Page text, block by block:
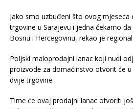
Jako smo uzbuđeni što ovog mjeseca
trgovine u Sarajevu i jedna čekamo
Bosnu i Hercegovinu, rekao je
Poljski maloprodajni lanac koji nudi
proizvode za domaćinstvo otvorit će
dvije trgovine.
Time će ovaj prodajni lanac otvoriti